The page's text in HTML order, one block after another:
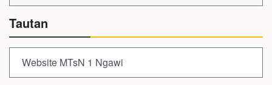
Tautan
Website MTsN 1 Ngawi